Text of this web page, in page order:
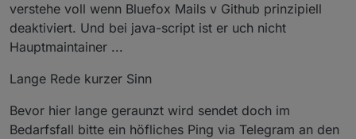
verstehe voll wenn Bluefox Mails v Github prinzipiell
deaktiviert. Und bei java-script ist er uch nicht
Hauptmaintainer ...
Lange Rede kurzer Sinn
Bevor hier lange geraunzt wird sendet doch im
Bedarfsfall bitte ein höfliches Ping via Telegram an den